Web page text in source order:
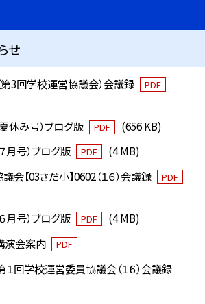
せ
第3回学校運営協議会）会議録 PDF
休み号）ブログ版
PDF
(656 KB)
月号）ブログ版
PDF
(4 MB)
会【03さだ小】0602（１６）会議録
PDF
月号）ブログ版
PDF
(4 MB)
演会案内
PDF
１回学校運営委員協議会（１６）会議録